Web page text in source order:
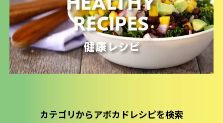
カテゴリからアボカドレシピを検索